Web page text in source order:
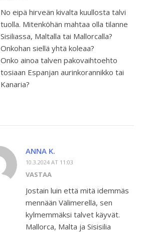
No eipä hirveän kivalta kuullosta talvi
tuolla. Mitenköhän mahtaa olla tilanne
Sisiliassa, Maltalla tai Mallorcalla?
Onkohan siellä yhtä koleaa?
Onko ainoa talven pakovaihtoehto
tosiaan Espanjan aurinkorannikko tai
Kanaria?
ANNA K.
10.3.2024 AT 11:03
VASTAA
Jostain luin että mitä idemmäs
mennään Välimerellä, sen
kylmemmäksi talvet käyvät.
Mallorca, Malta ja Sisisilia